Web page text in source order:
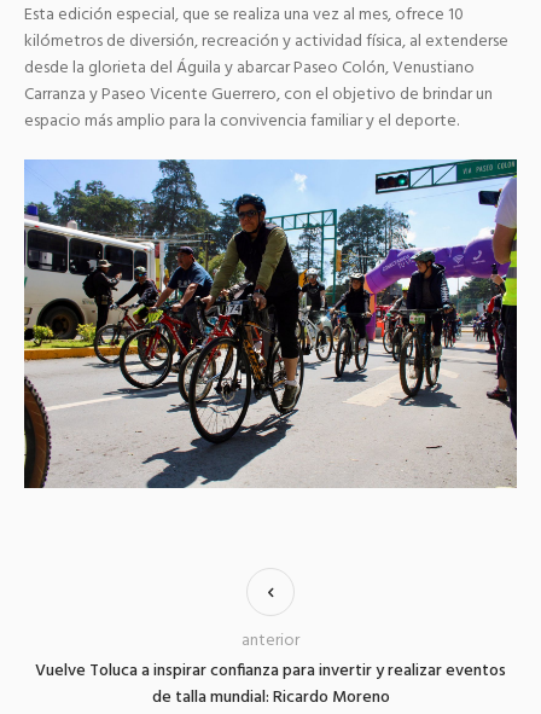
Esta edición especial, que se realiza una vez al mes, ofrece 10
kilómetros de diversión, recreación y actividad física, al extenderse
desde la glorieta del Águila y abarcar Paseo Colón, Venustiano
Carranza y Paseo Vicente Guerrero, con el objetivo de brindar un
espacio más amplio para la convivencia familiar y el deporte.
Vuelve Toluca a inspirar confianza para invertir y realizar eventos
de talla mundial: Ricardo Moreno
anterior